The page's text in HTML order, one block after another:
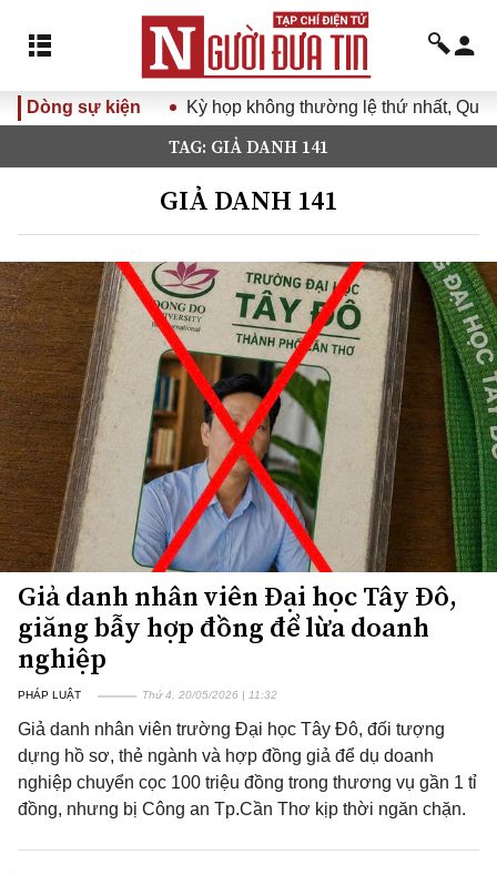
Dòng sự kiện Kỳ họp không thường lệ thứ nhất, Quốc
TAG: GIẢ DANH 141
GIẢ DANH 141
Giả danh nhân viên Đại học Tây Đô,
giăng bẫy hợp đồng để lừa doanh
nghiệp
PHÁP LUẬT Thứ 4, 20/05/2026 | 11:32
Giả danh nhân viên trường Đại học Tây Đô, đối tượng
dựng hồ sơ, thẻ ngành và hợp đồng giả để dụ doanh
nghiệp chuyển cọc 100 triệu đồng trong thương vụ gần 1 tỉ
đồng, nhưng bị Công an Tp.Cần Thơ kịp thời ngăn chặn.